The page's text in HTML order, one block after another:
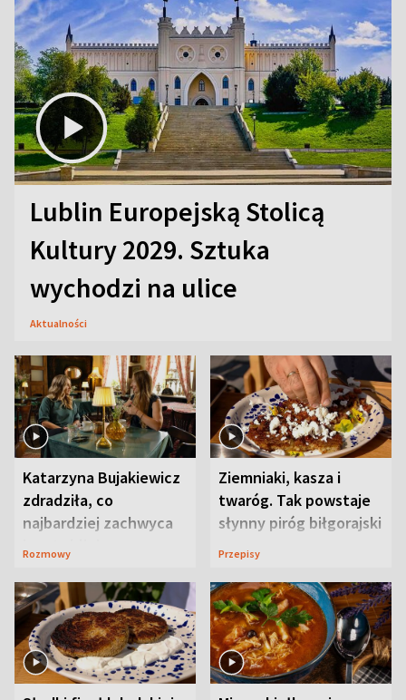
Lublin Europejską Stolicą
Kultury 2029. Sztuka
wychodzi na ulice
Aktualności
Katarzyna Bujakiewicz
zdradziła, co
najbardziej zachwyca
ją w Lublinie
Rozmowy
Ziemniaki, kasza i
twaróg. Tak powstaje
słynny piróg biłgorajski
Przepisy